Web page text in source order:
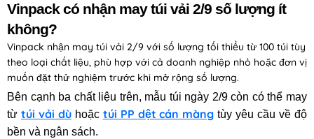
Vinpack có nhận may túi vải 2/9 số lượng ít
không?
Vinpack nhận may túi vải 2/9 với số lượng tối thiểu từ 100 túi tùy
theo loại chất liệu, phù hợp với cả doanh nghiệp nhỏ hoặc đơn vị
muốn đặt thử nghiệm trước khi mở rộng số lượng.
Bên cạnh ba chất liệu trên, mẫu túi ngày 2/9 còn có thể may
từ túi vải dùhoặc túi PP dệt cán màng tùy yêu cầu về độ
bền và ngân sách.